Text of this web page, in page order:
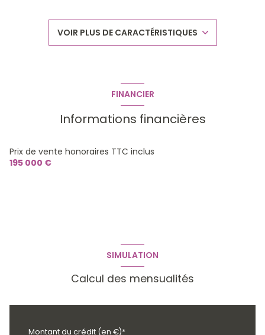
construit en 2025
1er étage
VOIR PLUS DE CARACTÉRISTIQUES
FINANCIER
Informations financières
Prix de vente honoraires TTC inclus
195 000 €
SIMULATION
Calcul des mensualités
Montant du crédit (en €)*